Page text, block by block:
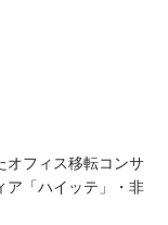
オフィス移転コンサ
ア「ハイッテ」・非